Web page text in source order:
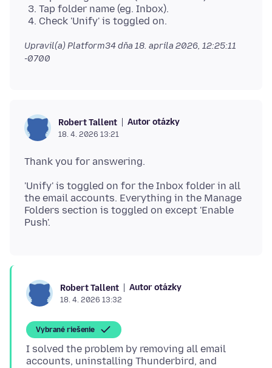
Tap folder name (eg. Inbox).
Check 'Unify' is toggled on.
Upravil(a) Platform34 dňa 18. apríla 2026, 12:25:11
-0700
Robert Tallent Autor otázky
18. 4. 2026 13:21
'Unify' is toggled on for the Inbox folder in all
the email accounts. Everything in the Manage
Folders section is toggled on except 'Enable
Robert Tallent Autor otázky
18. 4. 2026 13:32
Vybrané riešenie
I solved the problem by removing all email
accounts, uninstalling Thunderbird, and